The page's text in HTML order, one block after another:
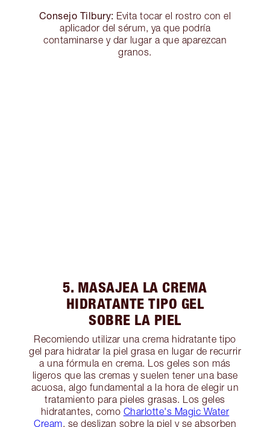
Consejo Tilbury: Evita tocar el rostro con el
aplicador del sérum, ya que podría
contaminarse y dar lugar a que aparezcan
granos.
5. MASAJEA LA CREMA
HIDRATANTE TIPO GEL
SOBRE LA PIEL
Recomiendo utilizar una crema hidratante tipo
gel para hidratar la piel grasa en lugar de recurrir
a una fórmula en crema. Los geles son más
ligeros que las cremas y suelen tener una base
acuosa, algo fundamental a la hora de elegir un
tratamiento para pieles grasas. Los geles
hidratantes, como Charlotte's Magic Water
Cream, se deslizan sobre la piel y se absorben